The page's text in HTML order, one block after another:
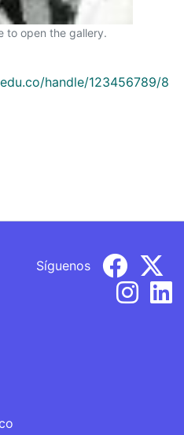
to open the gallery.
handle/123456789/8
Síguenos